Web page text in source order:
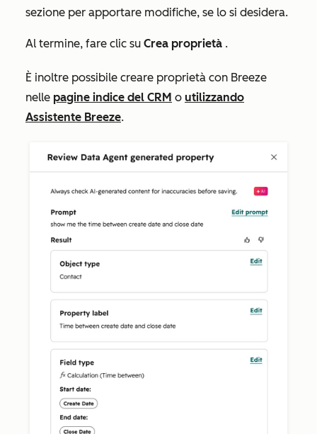
sezione per apportare modifiche, se lo si desidera.
Al termine, fare clic su Crea proprietà .
È inoltre possibile creare proprietà con Breeze
nelle pagine indice del CRM o utilizzando
Assistente Breeze.